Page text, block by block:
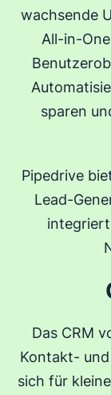
wachsende
All-in-
sparen
Pipedrive
Lead-
Das CRM
Kontakt-
sich für